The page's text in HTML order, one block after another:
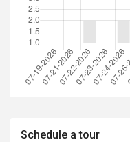
Schedule a tour